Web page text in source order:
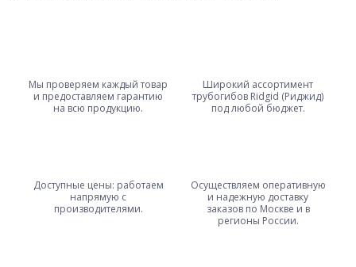
Мы проверяем каждый товар
и предоставляем гарантию
на всю продукцию.
Широкий ассортимент
трубогибов Ridgid (Риджид)
под любой бюджет.
Доступные цены: работаем
напрямую с
производителями.
Осуществляем оперативную
и надежную доставку
заказов по Москве и в
регионы России.